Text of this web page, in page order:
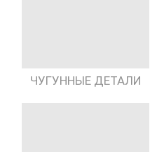
ЧУГУННЫЕ ДЕТАЛИ